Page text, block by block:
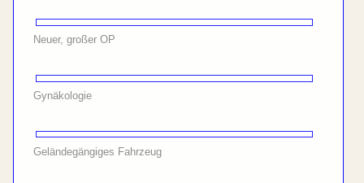
Neuer, großer OP
Gynäkologie
Gelände­gängiges Fahrzeug